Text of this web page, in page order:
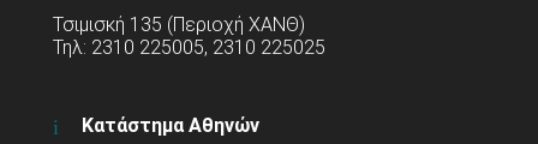
Τσιμισκή 135 (Περιοχή ΧΑΝΘ)
Τηλ: 2310 225005, 2310 225025
Κατάστημα Αθηνών